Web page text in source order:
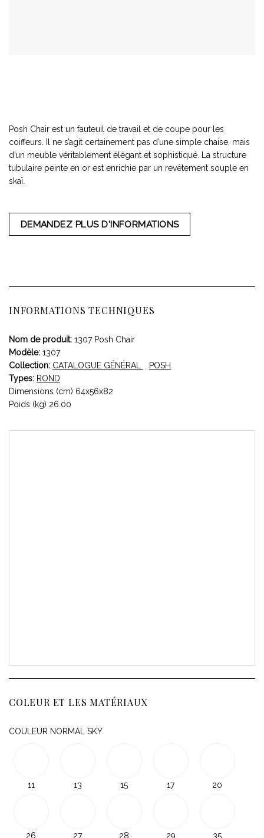
Posh Chair est un fauteuil de travail et de coupe pour les
coiffeurs. Il ne s’agit certainement pas d’une simple chaise, mais
d’un meuble véritablement élégant et sophistiqué. La structure
tubulaire peinte en or est enrichie par un revêtement souple en
skaï.
DEMANDEZ PLUS D'INFORMATIONS
INFORMATIONS TECHNIQUES
Nom de produit: 1307 Posh Chair
Modèle: 1307
Collection: CATALOGUE GÉNÉRAL
POSH
Types: ROND
Dimensions (cm) 64x56x82
Poids (kg) 26.00
COLEUR ET LES MATÉRIAUX
COULEUR NORMAL SKY
11 13 15 17 20
26 27 28 29 35